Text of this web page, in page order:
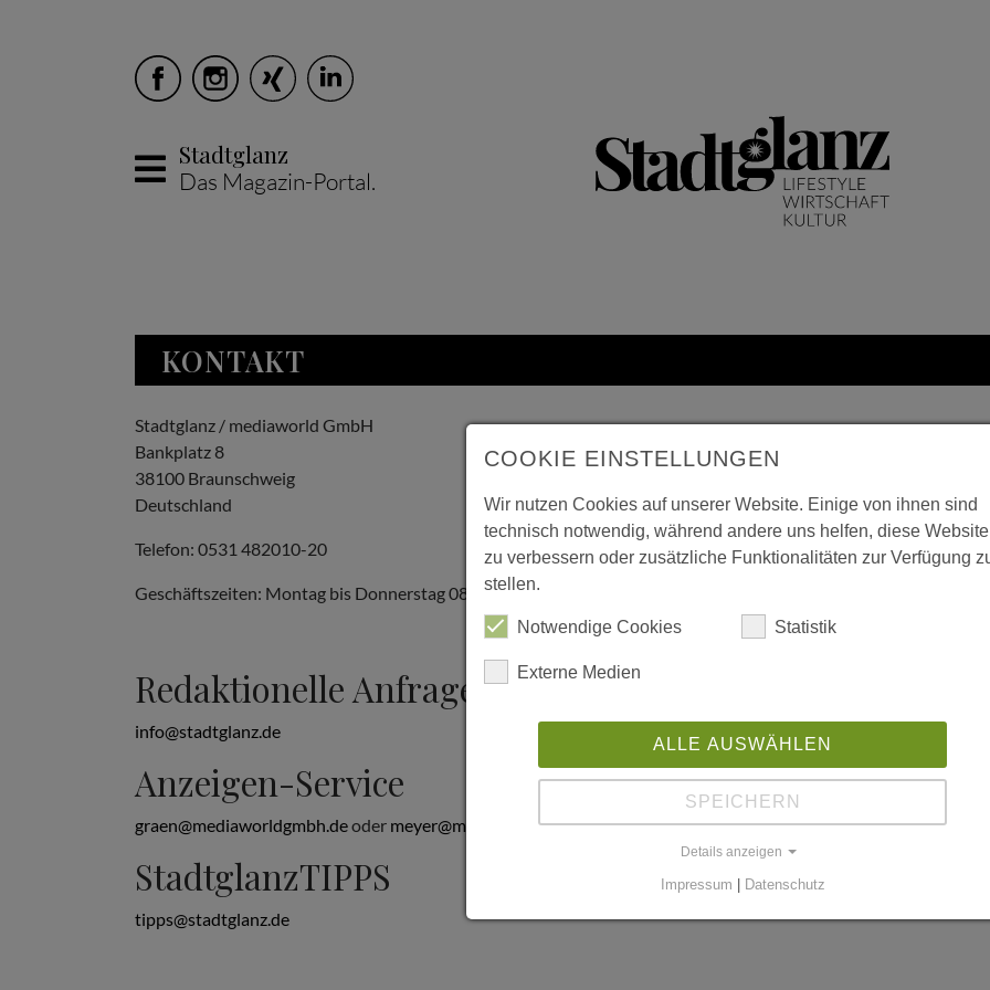
Stadtglanz
Das Magazin-Portal.
KONTAKT
Stadtglanz / mediaworld GmbH
Bankplatz 8
38100 Braunschweig
Deutschland
Telefon: 0531 482010-20
Geschäftszeiten: Montag bis Donnerstag 08:00 bis 18:00; Freitag 08:00 bis 15:00
Redaktionelle Anfragen
info@stadtglanz.de
Anzeigen-Service
graen@mediaworldgmbh.deoder meyer@mediaworldgmbh.de
StadtglanzTIPPS
tipps@stadtglanz.de
COOKIE EINSTELLUNGEN
Wir nutzen Cookies auf unserer Website. Einige von ihnen sind
technisch notwendig, während andere uns helfen, diese Website
zu verbessern oder zusätzliche Funktionalitäten zur Verfügung
stellen.
Notwendige Cookies Statistik
Externe Medien
ALLE AUSWÄHLEN
SPEICHERN
Details anzeigen
Impressum Datenschutz